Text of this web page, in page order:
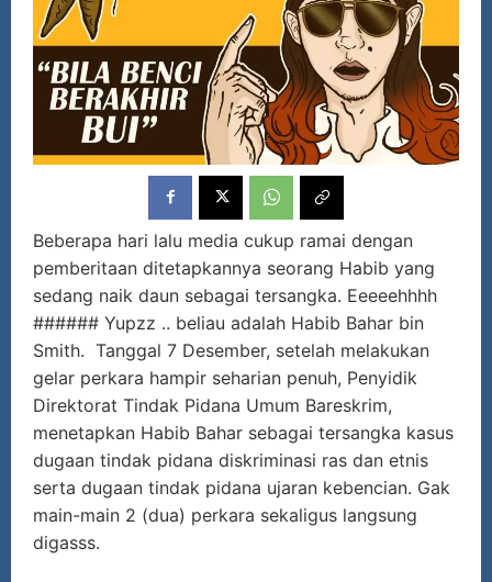
Beberapa hari lalu media cukup ramai dengan
pemberitaan ditetapkannya seorang Habib yang
sedang naik daun sebagai tersangka. Eeeeehhhh
###### Yupzz .. beliau adalah Habib Bahar bin
Smith. Tanggal 7 Desember, setelah melakukan
gelar perkara hampir seharian penuh, Penyidik
Direktorat Tindak Pidana Umum Bareskrim,
menetapkan Habib Bahar sebagai tersangka kasus
dugaan tindak pidana diskriminasi ras dan etnis
serta dugaan tindak pidana ujaran kebencian. Gak
main-main 2 (dua) perkara sekaligus langsung
digasss.